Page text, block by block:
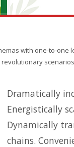
de Cuentas
with one-to-one
Dramatically
Energistically
Dynamically
chains.